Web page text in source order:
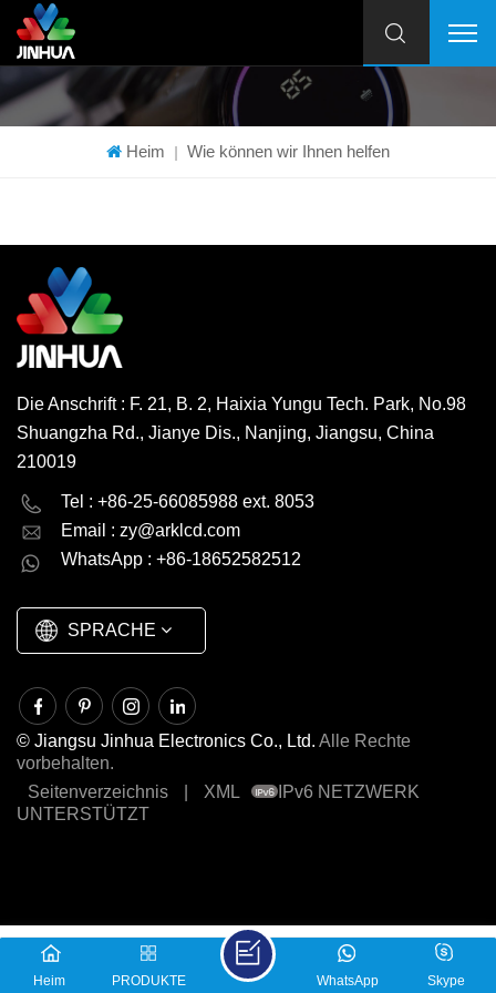
Heim | Wie können wir Ihnen helfen
Die Anschrift : F. 21, B. 2, Haixia Yungu Tech. Park, No.98
Shuangzha Rd., Jianye Dis., Nanjing, Jiangsu, China
210019
Tel : +86-25-66085988 ext. 8053
Email : zy@arklcd.com
WhatsApp : +86-18652582512
SPRACHE
English Deutsch
русский español
العربية
© Jiangsu Jinhua Electronics Co., Ltd. Alle Rechte
vorbehalten.
Seitenverzeichnis
XML
IPv6 NETZWERK
UNTERSTÜTZT
Heim PRODUKTE Skype
WhatsApp